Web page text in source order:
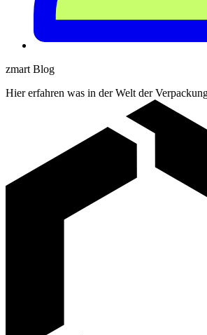
zmart Blog
Hier erfahren was in der Welt der